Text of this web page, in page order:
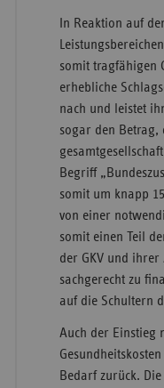
In Reaktion auf
somit tragfähigen
erhebliche
nach und leistet
sogar den Betrag,
Begriff
somit um knapp
von einer
somit einen Teil
der GKV und
sachgerecht zu
auf die Schultern
Auch der Einstieg
Bedarf zurück.